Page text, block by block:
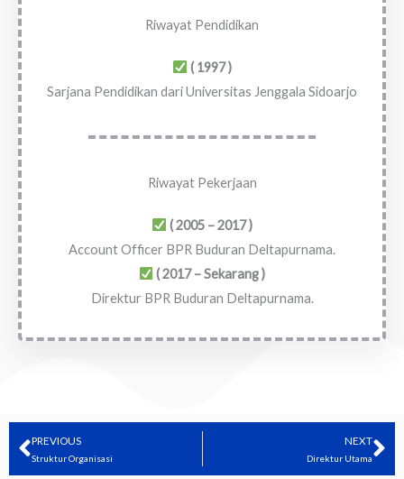
Riwayat Pendidikan
( 1997 )
Sarjana Pendidikan dari Universitas Jenggala Sidoarjo
Riwayat Pekerjaan
( 2005 – 2017 )
Account Officer BPR Buduran Deltapurnama.
( 2017 – Sekarang )
Direktur BPR Buduran Deltapurnama.
Prev
PREVIOUS
Struktur Organisasi
NEXT
Direktur Utama